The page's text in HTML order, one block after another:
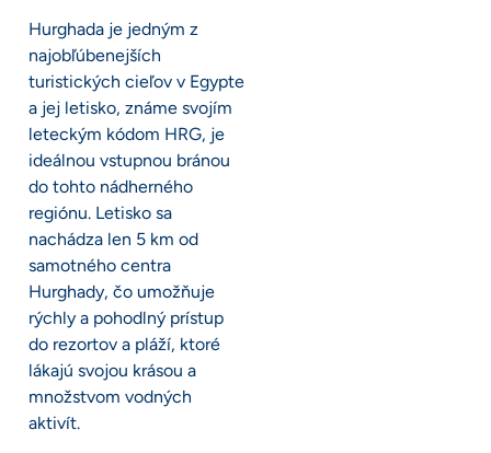
Hurghada je jedným z
najobľúbenejších
turistických cieľov v Egypte
a jej letisko, známe svojím
leteckým kódom HRG, je
ideálnou vstupnou bránou
do tohto nádherného
regiónu. Letisko sa
nachádza len 5 km od
samotného centra
Hurghady, čo umožňuje
rýchly a pohodlný prístup
do rezortov a pláží, ktoré
lákajú svojou krásou a
množstvom vodných
aktivít.